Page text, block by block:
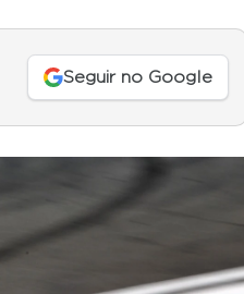
Seguir no Google